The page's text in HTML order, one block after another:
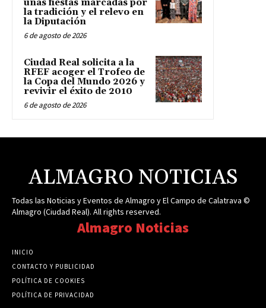
unas fiestas marcadas por
la tradición y el relevo en
la Diputación
6 de agosto de 2026
Ciudad Real solicita a la
RFEF acoger el Trofeo de
la Copa del Mundo 2026 y
revivir el éxito de 2010
6 de agosto de 2026
ALMAGRO NOTICIAS
Todas las Noticias y Eventos de Almagro y El Campo de Calatrava ©
Almagro (Ciudad Real). All rights reserved.
Almagro Noticias
INICIO
CONTACTO Y PUBLICIDAD
POLÍTICA DE COOKIES
POLÍTICA DE PRIVACIDAD